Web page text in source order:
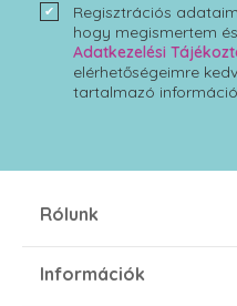
Regisztrációs
hogy megismertem
Adatkezelési
elérhetőségeimre
tartalmazó
Rólunk
Információk